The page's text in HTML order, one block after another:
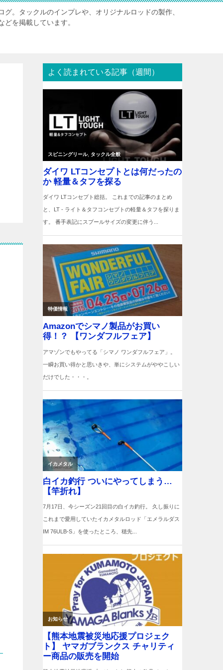
。タックルのインプレや、オリジナルロッドの製作、
を掲載しています。
よく読まれている記事（週間）